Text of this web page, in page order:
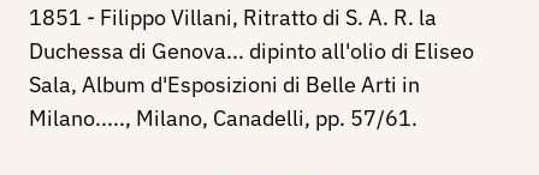
1851 - Filippo Villani, Ritratto di S. A. R. la
Duchessa di Genova... dipinto all'olio di Eliseo
Sala, Album d'Esposizioni di Belle Arti in
Milano....., Milano, Canadelli, pp. 57/61.